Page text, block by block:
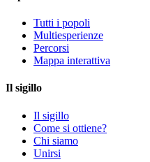
Tutti i popoli
Multiesperienze
Percorsi
Mappa interattiva
Il sigillo
Il sigillo
Come si ottiene?
Chi siamo
Unirsi